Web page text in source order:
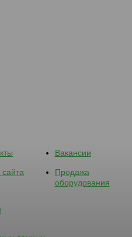
Вакансии
сайта
Продажа
оборудования